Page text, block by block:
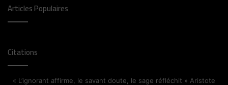
Articles Populaires
Citations
« L’ignorant affirme, le savant doute, le sage réfléchit » Aristote